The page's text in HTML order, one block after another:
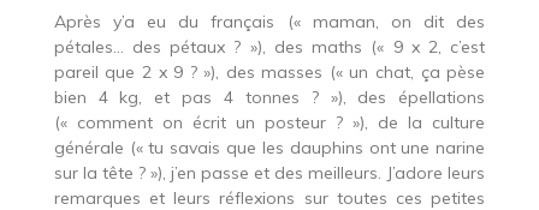
Après y’a eu du français (« maman, on dit des
pétales… des pétaux ? »), des maths (« 9 x 2, c’est
pareil que 2 x 9 ? »), des masses (« un chat, ça pèse
bien 4 kg, et pas 4 tonnes ? »), des épellations
(« comment on écrit un posteur ? »), de la culture
générale (« tu savais que les dauphins ont une narine
sur la tête ? »), j’en passe et des meilleurs. J’adore leurs
remarques et leurs réflexions sur toutes ces petites